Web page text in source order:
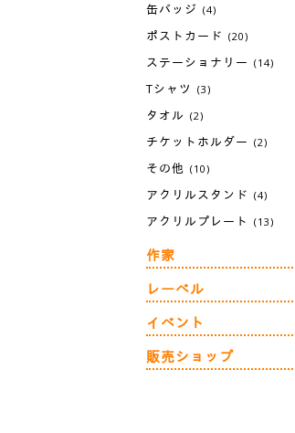
缶バッジ (4)
ポストカード (20)
ステーショナリー (14)
Tシャツ (3)
タオル (2)
チケットホルダー (2)
その他 (10)
アクリルスタンド (4)
アクリルプレート (13)
作家
レーベル
イベント
販売ショップ